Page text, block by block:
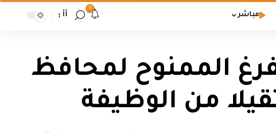
مباشر
9
أأ
الممنوح لمحافظ
من الوظيفة